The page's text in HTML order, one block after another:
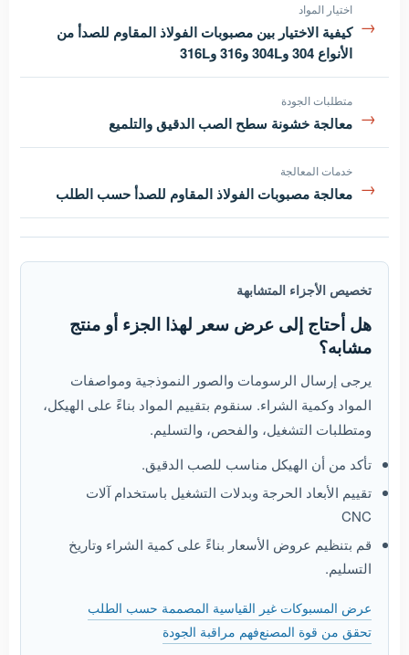
اختيار المواد
كيفية الاختيار بين مصبوبات الفولاذ المقاوم للصدأ من
الأنواع 304 و304L و316 و316L
→
متطلبات الجودة
معالجة خشونة سطح الصب الدقيق والتلميع →
خدمات المعالجة
معالجة مصبوبات الفولاذ المقاوم للصدأ حسب الطلب →
تخصيص الأجزاء المتشابهة
هل أحتاج إلى عرض سعر لهذا الجزء أو منتج
مشابه؟
يرجى إرسال الرسومات والصور النموذجية ومواصفات
المواد وكمية الشراء. سنقوم بتقييم المواد بناءً على الهيكل،
ومتطلبات التشغيل، والفحص، والتسليم.
تأكد من أن الهيكل مناسب للصب الدقيق.
تقييم الأبعاد الحرجة وبدلات التشغيل باستخدام آلات
CNC
قم بتنظيم عروض الأسعار بناءً على كمية الشراء وتاريخ
التسليم.
عرض المسبوكات غير القياسية المصممة حسب الطلب
تحقق من قوة المصنعفهم مراقبة الجودة